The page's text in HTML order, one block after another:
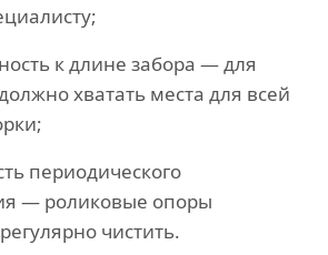
к длине забора — для
хватать места для всей
периодического
— роликовые опоры
чистить.